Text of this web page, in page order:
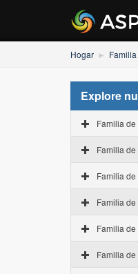
Hogar
Explore
Familia
Familia
Familia
Familia
Familia
Familia